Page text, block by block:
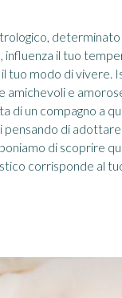
determinato
influenza il tuo
tuo modo di vivere.
amichevoli e
di un compagno a
pensando di adottare
di scoprire
corrisponde al